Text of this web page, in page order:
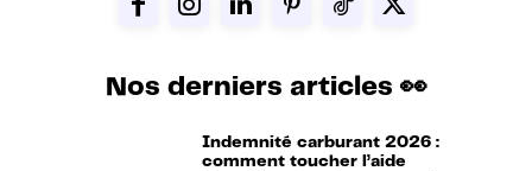
Nos derniers articles 👀
Indemnité carburant 2026 :
comment toucher l’aide